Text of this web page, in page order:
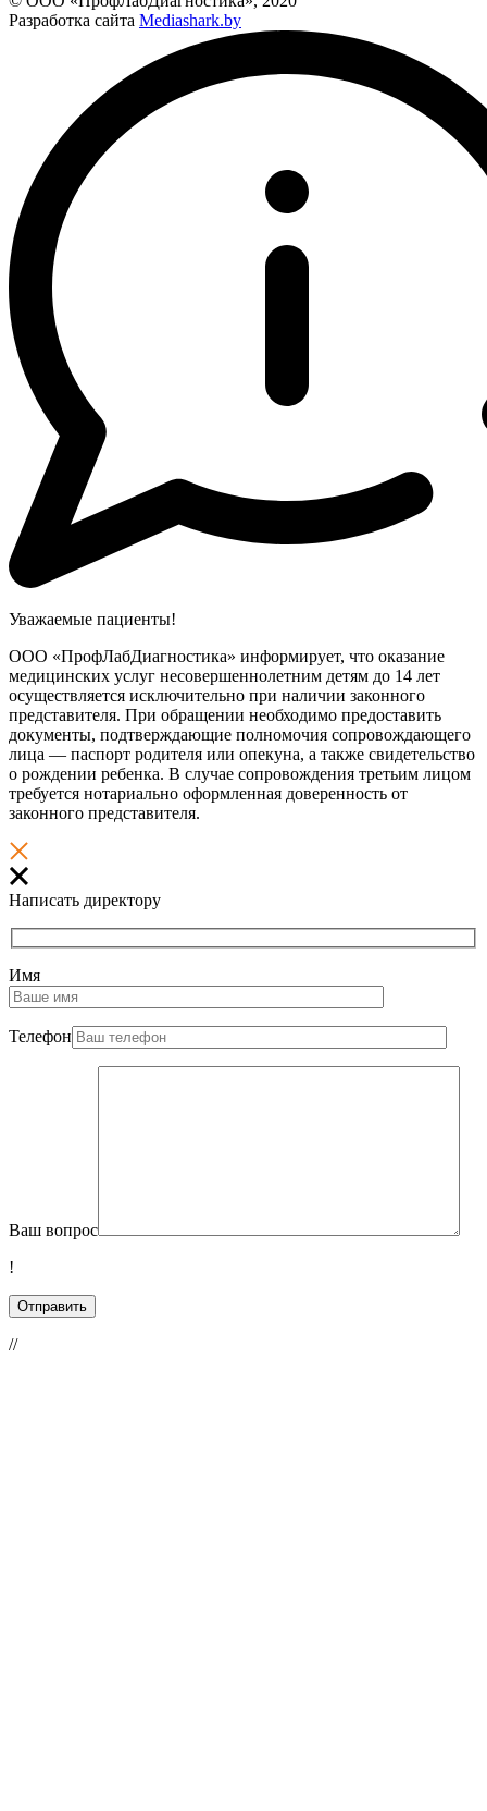
Разработка сайта Mediashark.by
Уважаемые пациенты!
ООО «ПрофЛабДиагностика» информирует, что оказание
медицинских услуг несовершеннолетним детям до 14 лет
осуществляется исключительно при наличии законного
представителя. При обращении необходимо предоставить
документы, подтверждающие полномочия сопровождающего
лица — паспорт родителя или опекуна, а также свидетельство
о рождении ребенка. В случае сопровождения третьим лицом
требуется нотариально оформленная доверенность от
законного представителя.
Написать директору
Имя
Телефон
Ваш вопрос
!
//